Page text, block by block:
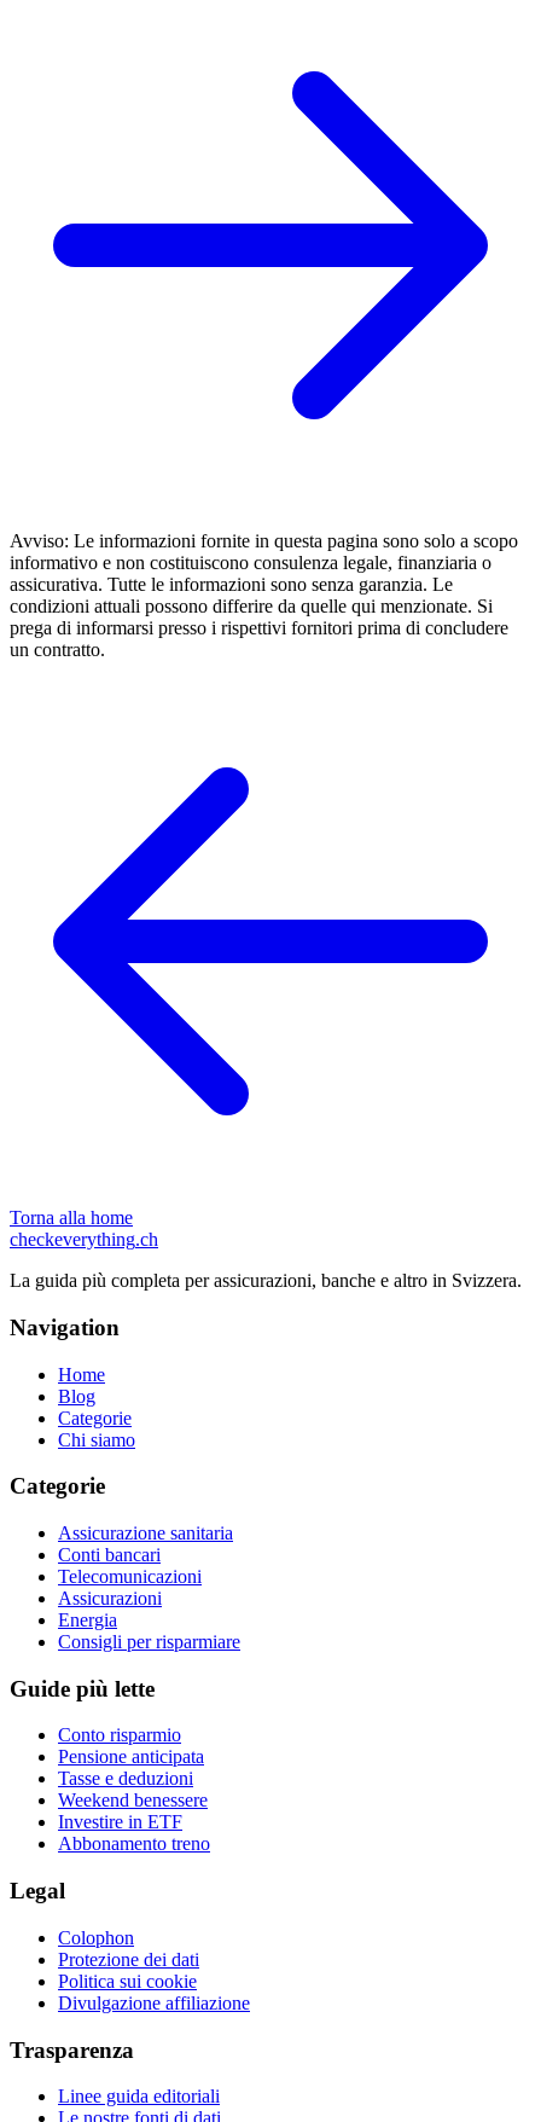
Avviso: Le informazioni fornite in questa pagina sono solo a scopo
informativo e non costituiscono consulenza legale, finanziaria o
assicurativa. Tutte le informazioni sono senza garanzia. Le
condizioni attuali possono differire da quelle qui menzionate. Si
prega di informarsi presso i rispettivi fornitori prima di concludere
un contratto.
Torna alla home
checkeverything.ch
La guida più completa per assicurazioni, banche e altro in Svizzera.
Navigation
Home
Blog
Categorie
Chi siamo
Categorie
Assicurazione sanitaria
Conti bancari
Telecomunicazioni
Assicurazioni
Energia
Consigli per risparmiare
Guide più lette
Conto risparmio
Pensione anticipata
Tasse e deduzioni
Weekend benessere
Investire in ETF
Abbonamento treno
Legal
Colophon
Protezione dei dati
Politica sui cookie
Divulgazione affiliazione
Trasparenza
Linee guida editoriali